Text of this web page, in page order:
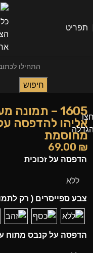
תפריט
חיפוש
1605 –
אליהו להדפסה
מחוסמת
69.00 ₪
הדפסה על זכוכית
צבע ספייסרים ( רק
הדפסה על קנבס מתוח